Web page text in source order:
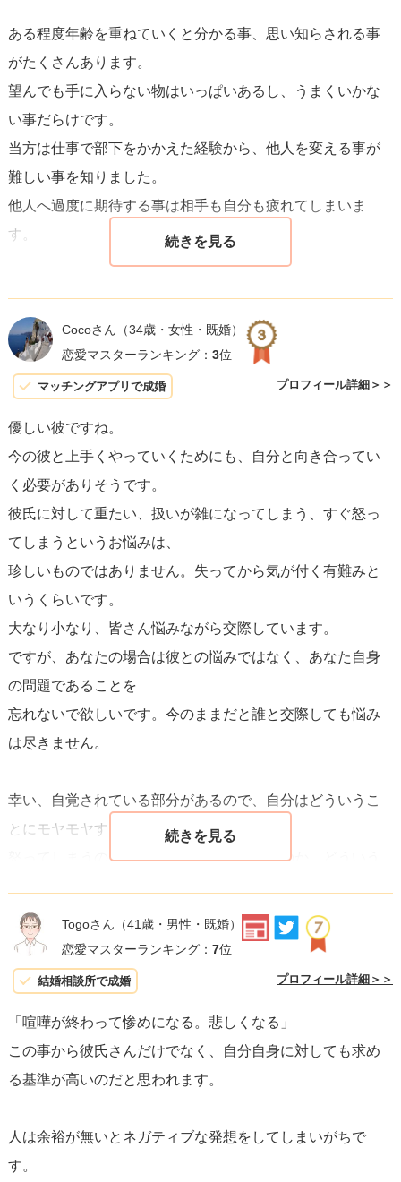
6. プロフェッショナルの助けを求める：感情のコントロー
ルに苦労することは恥ずかしいことではありません。カウ
ンセリング など、外部の支援を利用するのも一つの方法で
す。
付き合う資格の有無ではなく、自分と彼氏の関係を良好に
保つための努力をすることが大事です。あなたの彼氏との
関係をもっと健全なものにしていくために、上記のステッ
プをゆっくりと実践してみてください。自身の行動を変え
ることは容易ではありませんが、一歩ずつ進んでいけば、
結果はついてくるはずです。あなたも彼も幸せになるため
に是非挑戦してみてください。
ある程度年齢を重ねていくと分かる事、思い知らされる事
がたくさんあります。
望んでも手に入らない物はいっぱいあるし、うまくいかな
い事だらけです。
当方は仕事で部下をかかえた経験から、他人を変える事が
難しい事を知りました。
他人へ過度に期待する事は相手も自分も疲れてしまいま
す。
れる相手と一緒に居て居心地が良いと感じるでしょうか？
少し先の話になりますが、例えば同棲や結婚を考える時に
いつも怒ってくる相手との将来を前向きに考えられるでし
で最も大事なことです。
いま抱えている質問者様の悩みは彼氏さんと共有できてい
ますか？謝る事はしていますか？
喧嘩にならないような伝え方や接し方を自分なりに工夫し
てみてください。
Cocoさん （34歳・女性・既婚）
恋愛マスターランキング： 3位
マッチングアプリで成婚 プロフィール詳細＞＞
優しい彼ですね。
今の彼と上手くやっていくためにも、自分と向き合ってい
く必要がありそうです。
彼氏に対して重たい、扱いが雑になってしまう、すぐ怒っ
てしまうというお悩みは、
珍しいものではありません。失ってから気が付く有難みと
いうくらいです。
大なり小なり、皆さん悩みながら交際しています。
ですが、あなたの場合は彼との悩みではなく、あなた自身
の問題であることを
忘れないで欲しいです。今のままだと誰と交際しても悩み
は尽きません。
幸い、自覚されている部分があるので、自分はどういうこ
とにモヤモヤするのか、
怒ってしまうのか、どういう怒り方をするのか、どういう
紙に書きだしてみてください。
例えばですが、あの時お礼を言ってくれなかったことが嫌
だった
しまった
→本来なら、モヤっとしたお礼がなかった瞬間に「ありが
とうは？笑」と軽い感じで言えばよかった
こんな感じです。これが自分の感情と向き合う作業です。
そのあと、彼に優しく、できるだけ冷静に伝えるようにし
Togoさん （41歳・男性・既婚）
恋愛マスターランキング： 7位
結婚相談所で成婚 プロフィール詳細＞＞
「喧嘩が終わって惨めになる。悲しくなる」
この事から彼氏さんだけでなく、自分自身に対しても求め
る基準が高いのだと思われます。
人は余裕が無いとネガティブな発想をしてしまいがちで
す。